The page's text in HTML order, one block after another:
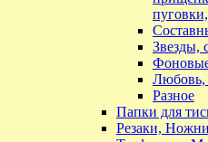
Звезды,
Любовь,
Разное
Папки для
Резаки,